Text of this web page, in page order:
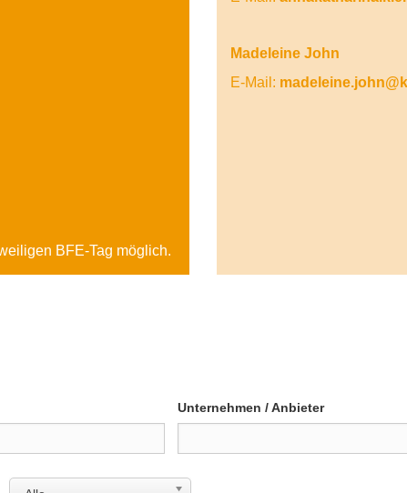
BFE-Tag möglich.
Madeleine John
E-Mail:
Unternehmen / Anbieter